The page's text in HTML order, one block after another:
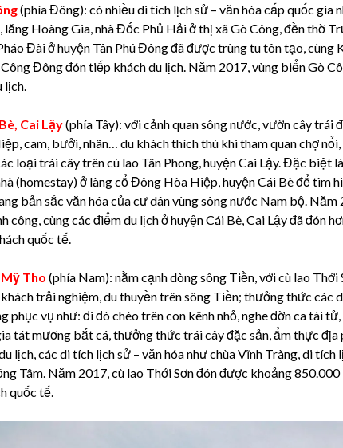
(phía Đông): có nhiều di tích lịch sử – văn hóa cấp quốc gia
Hoàng Gia, nhà Đốc Phủ Hải ở thị xã Gò Công, đền thờ
Đài ở huyện Tân Phú Đông đã được trùng tu tôn tạo, cùng
Đông đón tiếp khách du lịch. Năm 2017, vùng biển Gò
Cai Lậy(phía Tây): với cảnh quan sông nước, vườn cây trái
cam, bưởi, nhãn… du khách thích thú khi tham quan chợ
loại trái cây trên cù lao Tân Phong, huyện Cai Lậy. Đặc biệt
(homestay) ở làng cổ Đông Hòa Hiệp, huyện Cái Bè để tìm
bản sắc văn hóa của cư dân vùng sông nước Nam bộ. Năm
công, cùng các điểm du lịch ở huyện Cái Bè, Cai Lậy đã đón
quốc tế.
Mỹ Tho(phía Nam): nằm cạnh dòng sông Tiền, với cù lao Thới
trải nghiệm, du thuyền trên sông Tiền; thưởng thức các
phục vụ như: đi đò chèo trên con kênh nhỏ, nghe đờn ca tài
tát mương bắt cá, thưởng thức trái cây đặc sản, ẩm thực địa
lịch, các di tích lịch sử – văn hóa như chùa Vĩnh Tràng, di tích
Tâm. Năm 2017, cù lao Thới Sơn đón được khoảng
quốc tế.